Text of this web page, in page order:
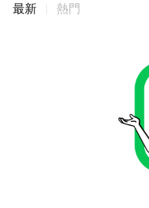
最新 熱門